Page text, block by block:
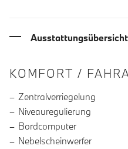
Ausstattungsübersicht
KOMFORT /
Zentralverriegelung
Niveauregulierung
Bordcomputer
Nebelscheinwerfer